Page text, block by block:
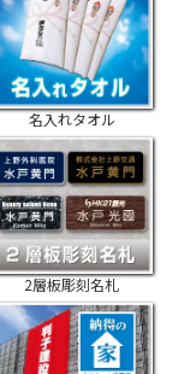
名入れタオル
2層板彫刻名札